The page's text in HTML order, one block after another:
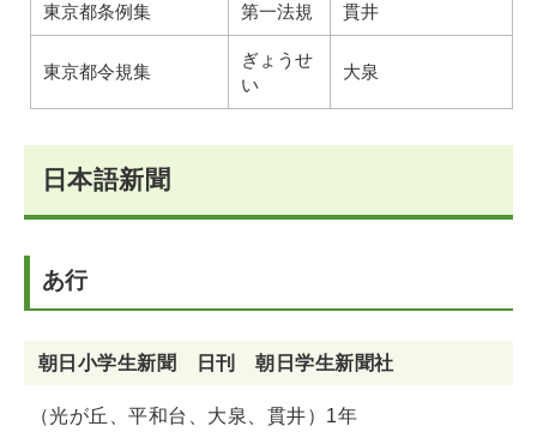
東京都条例集 第一法規 貫井
東京都令規集
ぎょうせ
い
大泉
日本語新聞
あ行
朝日小学生新聞 日刊 朝日学生新聞社
（光が丘、平和台、大泉、貫井）1年